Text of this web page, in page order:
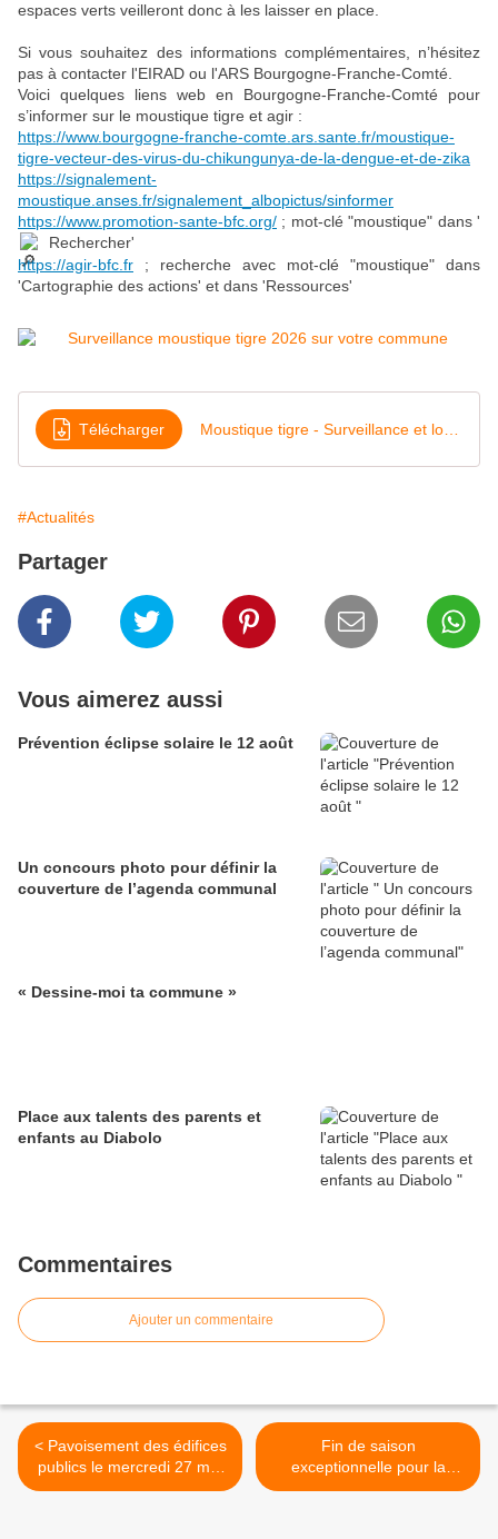
espaces verts veilleront donc à les laisser en place.
Si vous souhaitez des informations complémentaires, n’hésitez
pas à contacter l'EIRAD ou l'ARS Bourgogne-Franche-Comté.
Voici quelques liens web en Bourgogne-Franche-Comté pour
s’informer sur le moustique tigre et agir :
https://www.bourgogne-franche-comte.ars.sante.fr/moustique-
tigre-vecteur-des-virus-du-chikungunya-de-la-dengue-et-de-zika
https://signalement-
moustique.anses.fr/signalement_albopictus/sinformer
https://www.promotion-sante-bfc.org/ ; mot-clé "moustique" dans '
Rechercher'
https://agir-bfc.fr ; recherche avec mot-clé "moustique" dans
'Cartographie des actions' et dans 'Ressources'
Télécharger
#Actualités
Partager
Vous aimerez aussi
Prévention éclipse solaire le 12 août
Un concours photo pour définir la
couverture de l’agenda communal
« Dessine-moi ta commune »
Place aux talents des parents et
enfants au Diabolo
Commentaires
Ajouter un commentaire
< Pavoisement des édifices
publics le mercredi 27 mai
2026 - Journée nationale
Fin de saison
exceptionnelle pour la
Légère mélinoise >